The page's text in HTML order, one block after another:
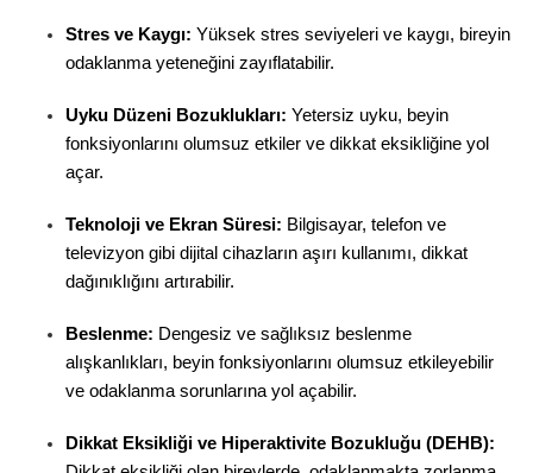
Stres ve Kaygı: Yüksek stres seviyeleri ve kaygı, bireyin
odaklanma yeteneğini zayıflatabilir.
Uyku Düzeni Bozuklukları: Yetersiz uyku, beyin
fonksiyonlarını olumsuz etkiler ve dikkat eksikliğine yol
açar.
Teknoloji ve Ekran Süresi: Bilgisayar, telefon ve
televizyon gibi dijital cihazların aşırı kullanımı, dikkat
dağınıklığını artırabilir.
Beslenme: Dengesiz ve sağlıksız beslenme
alışkanlıkları, beyin fonksiyonlarını olumsuz etkileyebilir
ve odaklanma sorunlarına yol açabilir.
Dikkat Eksikliği ve Hiperaktivite Bozukluğu (DEHB):